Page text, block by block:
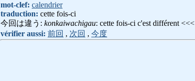
mot-clef: calendrier
traduction: cette fois-ci
今回は違う: konkaiwachigau: cette fois-ci c'est différent <<<
vérifier aussi: 前回 , 次回 , 今度